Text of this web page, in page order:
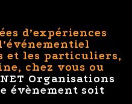
d’expériences
et les particuliers,
chez vous ou
NET Organisations
évènement soit